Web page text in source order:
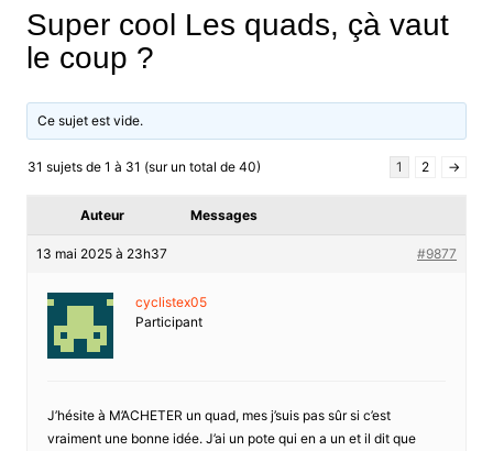
Super cool Les quads, çà vaut
le coup ?
Ce sujet est vide.
31 sujets de 1 à 31 (sur un total de 40) 1 2 →
Auteur Messages
13 mai 2025 à 23h37 #9877
cyclistex05
Participant
J’hésite à M’ACHETER un quad, mes j’suis pas sûr si c’est
vraiment une bonne idée. J’ai un pote qui en a un et il dit que